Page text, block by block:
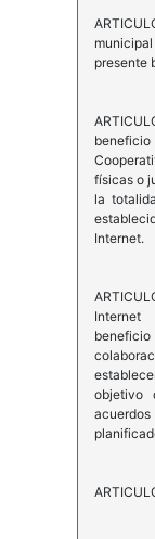
presente
físicas o
la
Internet.
Internet
objetivo